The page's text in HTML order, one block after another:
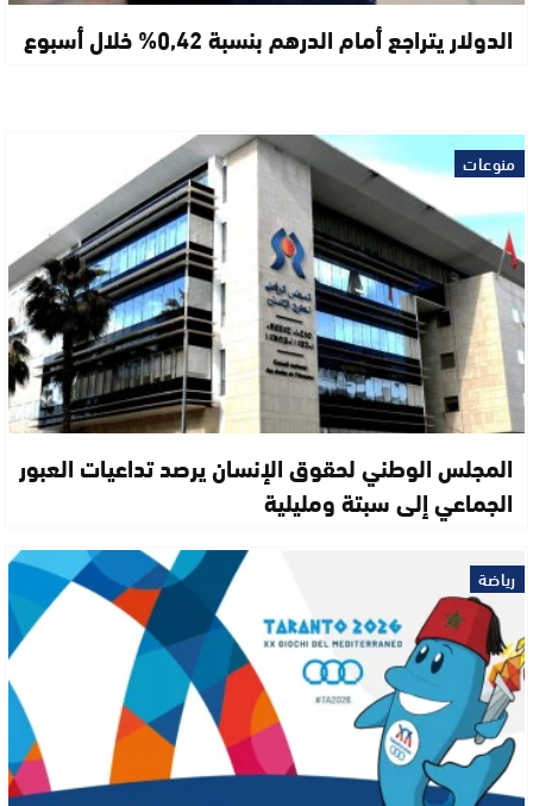
الدولار يتراجع أمام الدرهم بنسبة 0,42% خلال أسبوع
منوعات
المجلس الوطني لحقوق الإنسان يرصد تداعيات العبور
الجماعي إلى سبتة ومليلية
رياضة